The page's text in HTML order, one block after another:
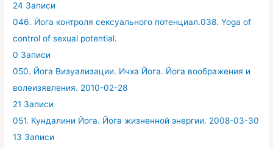
24 Записи
046. Йога контроля сексуального потенциал.038. Yoga of
control of sexual potential.
0 Записи
050. Йога Визуализации. Ичха Йога. Йога воображения и
волеизявления. 2010-02-28
21 Записи
051. Кундалини Йога. Йога жизненной энергии. 2008-03-30
13 Записи